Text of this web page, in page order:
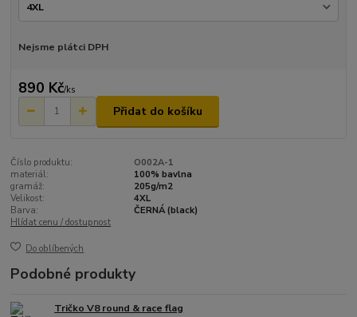
Nejsme plátci DPH
890 Kč/ks
Přidat do košíku
Číslo produktu:
O002A-1
materiál:
100% bavlna
gramáž:
205g/m2
Velikost:
4XL
Barva:
ČERNÁ (black)
Hlídat cenu / dostupnost
Do oblíbených
Podobné produkty
Tričko V8 round & race flag